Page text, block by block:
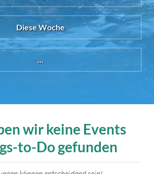
Diese Woche
wir keine Events
to-Do gefunden